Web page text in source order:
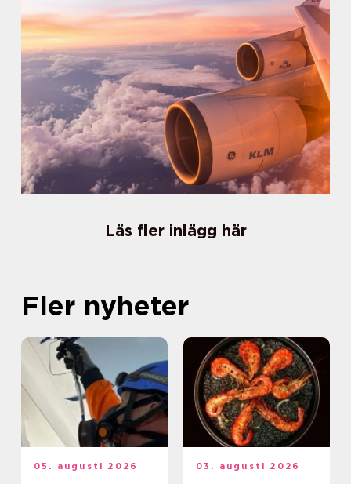
Läs fler inlägg här
Fler nyheter
05. augusti 2026 03. augusti 2026